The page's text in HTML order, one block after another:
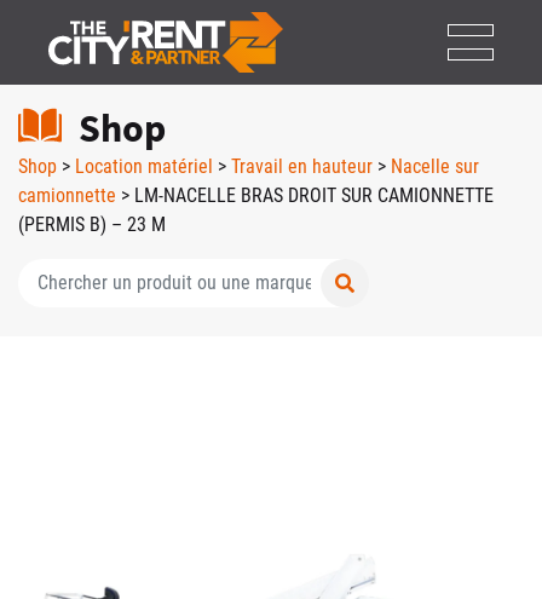
Shop
Shop > Location matériel > Travail en hauteur > Nacelle sur
camionnette > LM-NACELLE BRAS DROIT SUR CAMIONNETTE
(PERMIS B) – 23 M